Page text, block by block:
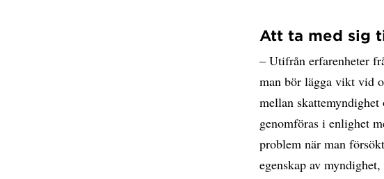
Att ta med sig
– Utifrån erfarenheter
man bör lägga vikt vid
mellan
genomföras i enlighet
problem när man
egenskap av